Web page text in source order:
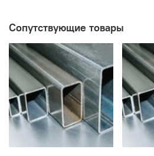
Сопутствующие товары